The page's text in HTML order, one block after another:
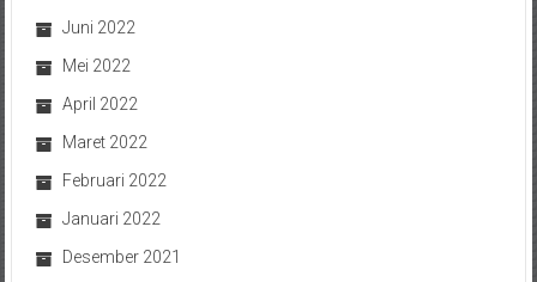
Juni 2022
Mei 2022
April 2022
Maret 2022
Februari 2022
Januari 2022
Desember 2021